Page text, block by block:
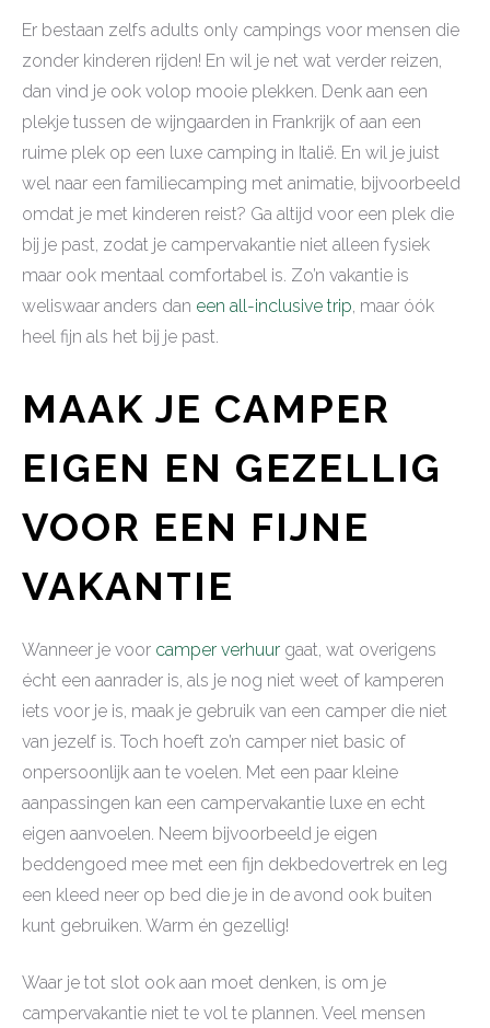
Er bestaan zelfs adults only campings voor mensen die
zonder kinderen rijden! En wil je net wat verder reizen,
dan vind je ook volop mooie plekken. Denk aan een
plekje tussen de wijngaarden in Frankrijk of aan een
ruime plek op een luxe camping in Italië. En wil je juist
wel naar een familiecamping met animatie, bijvoorbeeld
omdat je met kinderen reist? Ga altijd voor een plek die
bij je past, zodat je campervakantie niet alleen fysiek
maar ook mentaal comfortabel is. Zo’n vakantie is
weliswaar anders dan een all-inclusive trip, maar óók
heel fijn als het bij je past.
MAAK JE CAMPER
EIGEN EN GEZELLIG
VOOR EEN FIJNE
VAKANTIE
Wanneer je voor camper verhuur gaat, wat overigens
écht een aanrader is, als je nog niet weet of kamperen
iets voor je is, maak je gebruik van een camper die niet
van jezelf is. Toch hoeft zo’n camper niet basic of
onpersoonlijk aan te voelen. Met een paar kleine
aanpassingen kan een campervakantie luxe en echt
eigen aanvoelen. Neem bijvoorbeeld je eigen
beddengoed mee met een fijn dekbedovertrek en leg
een kleed neer op bed die je in de avond ook buiten
kunt gebruiken. Warm én gezellig!
Waar je tot slot ook aan moet denken, is om je
campervakantie niet te vol te plannen. Veel mensen